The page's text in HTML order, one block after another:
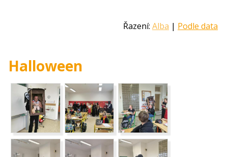
Řazení: Alba | Podle data
Halloween